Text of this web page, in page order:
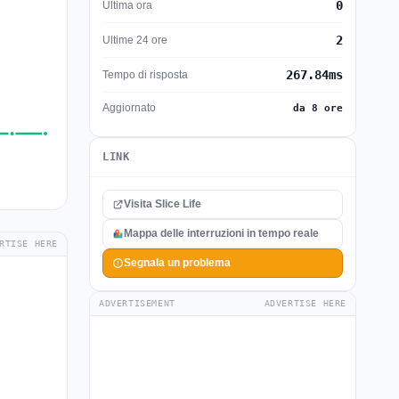
HERE
Ultima ora 0
Ultime 24 ore 2
Tempo di risposta 267.84ms
Aggiornato da 8 ore
LINK
Visita Slice Life
Mappa delle interruzioni in tempo reale
Segnala un problema
ADVERTISEMENT ADVERTISE HERE